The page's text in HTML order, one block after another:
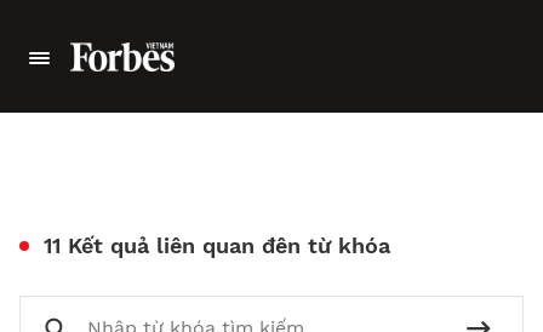
11 Kết quả liên quan đên từ khóa